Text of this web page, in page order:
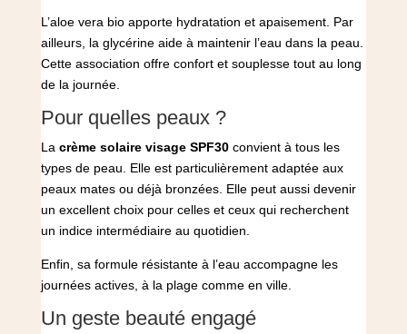
L’aloe vera bio apporte hydratation et apaisement. Par
ailleurs, la glycérine aide à maintenir l’eau dans la peau.
Cette association offre confort et souplesse tout au long
de la journée.
Pour quelles peaux ?
La crème solaire visage SPF30convient à tous les
types de peau. Elle est particulièrement adaptée aux
peaux mates ou déjà bronzées. Elle peut aussi devenir
un excellent choix pour celles et ceux qui recherchent
un indice intermédiaire au quotidien.
Enfin, sa formule résistante à l’eau accompagne les
journées actives, à la plage comme en ville.
Un geste beauté engagé